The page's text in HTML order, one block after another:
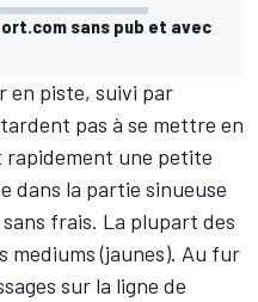
sans pub et avec
en piste, suivi par
pas à se mettre en
rapidement une petite
dans la partie sinueuse
frais. La plupart des
mediums (jaunes). Au fur
sur la ligne de